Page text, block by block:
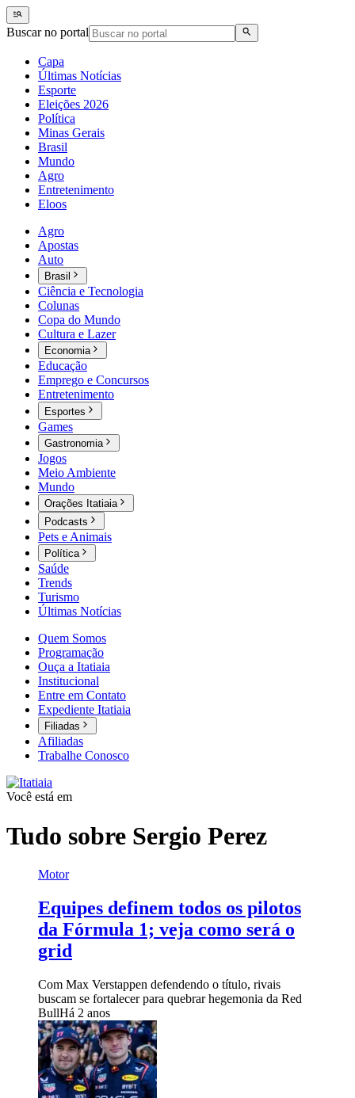
Buscar no portal
Capa
Últimas Notícias
Esporte
Eleições 2026
Política
Minas Gerais
Brasil
Mundo
Agro
Entretenimento
Eloos
Agro
Apostas
Auto
Brasil
Ciência e Tecnologia
Colunas
Copa do Mundo
Cultura e Lazer
Economia
Educação
Emprego e Concursos
Entretenimento
Esportes
Games
Gastronomia
Jogos
Meio Ambiente
Mundo
Orações Itatiaia
Podcasts
Pets e Animais
Política
Saúde
Trends
Turismo
Últimas Notícias
Quem Somos
Programação
Ouça a Itatiaia
Institucional
Entre em Contato
Expediente Itatiaia
Filiadas
Afiliadas
Trabalhe Conosco
Você está em
Tudo sobre Sergio Perez
Motor
Equipes definem todos os pilotos
da Fórmula 1; veja como será o
grid
Com Max Verstappen defendendo o título, rivais
buscam se fortalecer para quebrar hegemonia da Red
BullHá 2 anos